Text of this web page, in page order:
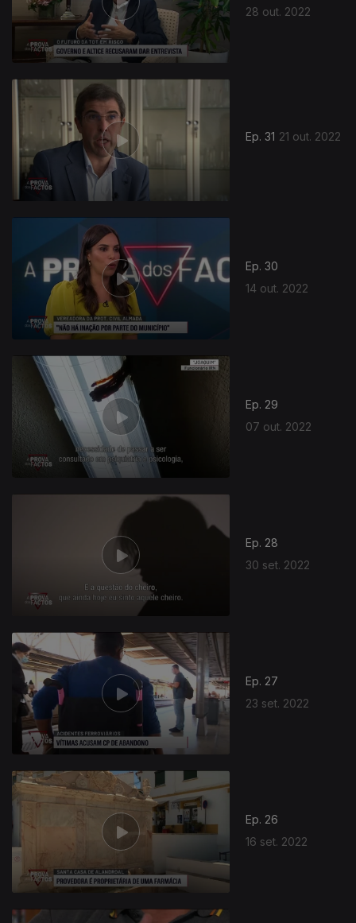
28 out. 2022
Ep. 31 21 out. 2022
Ep. 30
14 out. 2022
Ep. 29
07 out. 2022
Ep. 28
30 set. 2022
Ep. 27
23 set. 2022
Ep. 26
16 set. 2022